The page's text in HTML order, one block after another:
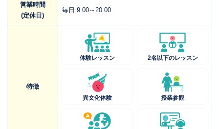
営業時間
(定休日)
毎日 9:00～20:00
特徴
体験レッスン 2名以下のレッスン
異文化体験 授業参観